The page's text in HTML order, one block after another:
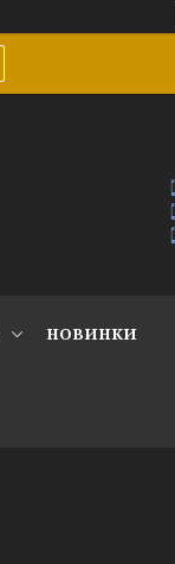
НОВИНКИ